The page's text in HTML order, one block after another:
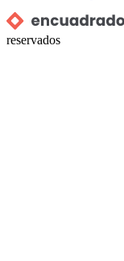
reservados